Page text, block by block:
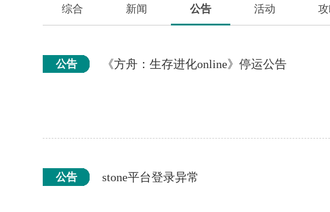
综合 新闻 公告 活动
公告 《方舟：生存进化online》停运公告
公告 stone平台登录异常